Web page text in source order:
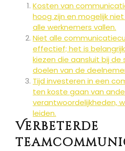
Kosten van
hoog zijn en mogelijk
alle werknemers vallen.
Niet alle
effectief; het is
kiezen die aansluit bij
doelen van de
Tijd investeren in een
ten koste gaan van
verantwoordelijkheden,
leiden.
Verbeterde